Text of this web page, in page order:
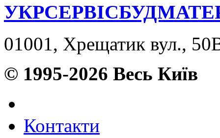
01001, Хрещатик вул.,
© 1995-2026 Весь Київ
Контакти